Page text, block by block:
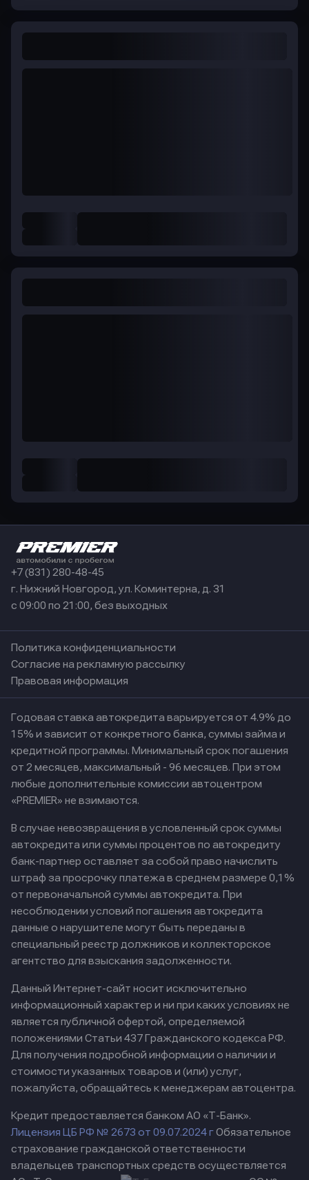
+7 (831) 280-48-45
г. Нижний Новгород, ул. Коминтерна, д. 31
с 09:00 по 21:00, без выходных
Политика конфиденциальности
Согласие на рекламную рассылку
Правовая информация
Годовая ставка автокредита варьируется от 4.9% до
15% и зависит от конкретного банка, суммы займа и
кредитной программы. Минимальный срок погашения
от 2 месяцев, максимальный - 96 месяцев. При этом
любые дополнительные комиссии автоцентром
«PREMIER» не взимаются.
В случае невозвращения в условленный срок суммы
автокредита или суммы процентов по автокредиту
банк-партнер оставляет за собой право начислить
штраф за просрочку платежа в среднем размере 0,1%
от первоначальной суммы автокредита. При
несоблюдении условий погашения автокредита
данные о нарушителе могут быть переданы в
специальный реестр должников и коллекторское
агентство для взыскания задолженности.
Данный Интернет-сайт носит исключительно
информационный характер и ни при каких условиях не
является публичной офертой, определяемой
положениями Статьи 437 Гражданского кодекса РФ.
Для получения подробной информации о наличии и
стоимости указанных товаров и (или) услуг,
пожалуйста, обращайтесь к менеджерам автоцентра.
Кредит предоставляется банком АО «Т-Банк».
Лицензия ЦБ РФ № 2673 от 09.07.2024 гОбязательное
страхование гражданской ответственности
владельцев транспортных средств осуществляется